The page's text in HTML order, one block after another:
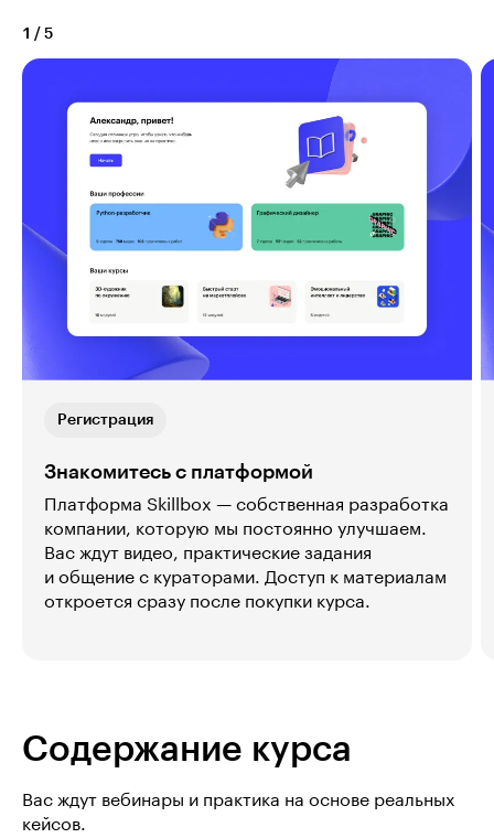
1 / 5
Регистрация
Знакомитесь с платформой
Платформа Skillbox — собственная разработка
компании, которую мы постоянно улучшаем.
Вас ждут видео, практические задания
и общение с кураторами. Доступ к материалам
откроется сразу после покупки курса.
Содержание курса
Вас ждут вебинары и практика на основе реальных
кейсов.